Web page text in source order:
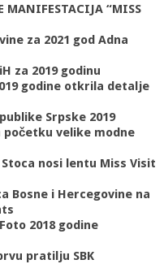
MANIFESTACIJA “MISS
za 2021 god Adna
za 2019 godinu
godine otkrila detalje
Srpske 2019
početku velike modne
nosi lentu Miss Visit
Bosne i Hercegovine na
2018 godine
pratilju SBK